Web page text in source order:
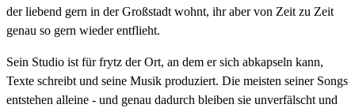
der liebend gern in der Großstadt wohnt, ihr aber von Zeit zu Zeit
genau so gern wieder entflieht.
Sein Studio ist für frytz der Ort, an dem er sich abkapseln kann,
Texte schreibt und seine Musik produziert. Die meisten seiner Songs
entstehen alleine - und genau dadurch bleiben sie unverfälscht und